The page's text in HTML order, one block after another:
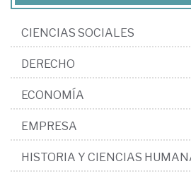
CIENCIAS SOCIALES
DERECHO
ECONOMÍA
EMPRESA
HISTORIA Y CIENCIAS